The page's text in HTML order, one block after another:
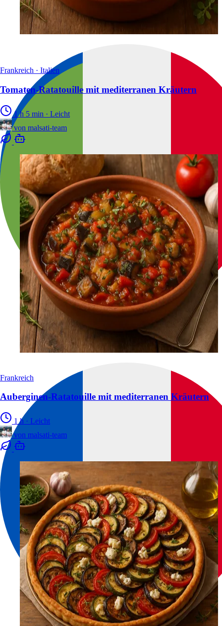
Frankreich · Italien
Tomaten-Ratatouille mit mediterranen Kräutern
1 h 5 min · Leicht
von malsati-team
Frankreich
Auberginen-Ratatouille mit mediterranen Kräutern
1 h · Leicht
von malsati-team